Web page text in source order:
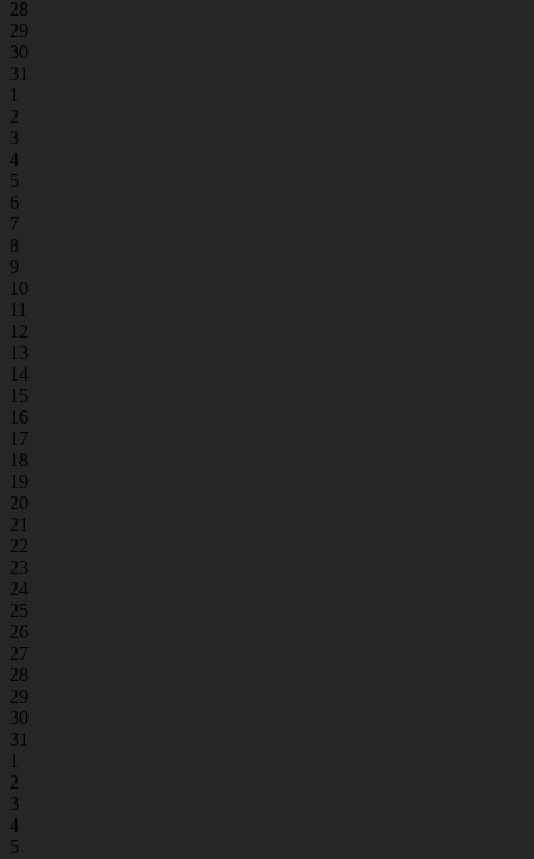
28
29
30
31
1
2
3
4
5
6
7
8
9
10
11
12
13
14
15
16
17
18
19
20
21
22
23
24
25
26
27
28
29
30
31
1
2
3
4
5